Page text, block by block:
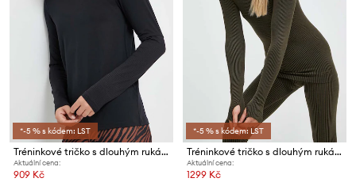
*-5 % s kódem: LST
Tréninkové tričko s dlouhým rukávem Casall Essential
Aktuální cena:
909 Kč
*-5 % s kódem: LST
Tréninkové tričko s dlouhým rukávem Casall
Aktuální cena:
1299 Kč